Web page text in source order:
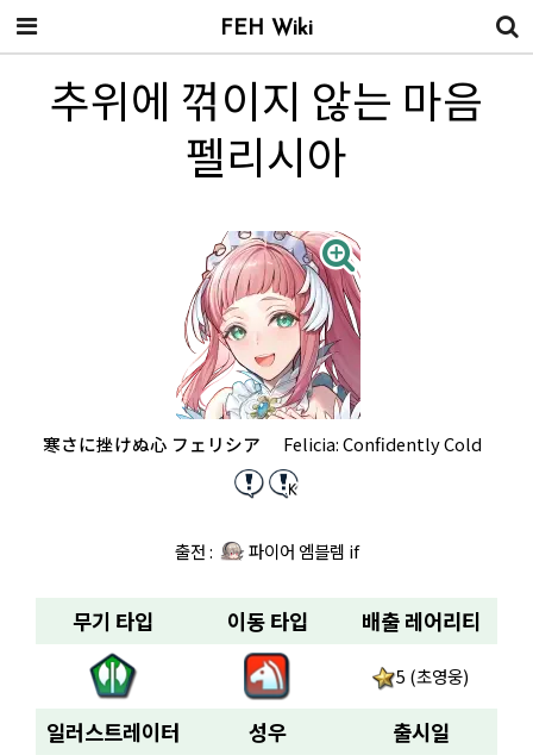
추위에 꺾이지 않는 마음
펠리시아
寒さに挫けぬ心 フェリシア Felicia: Confidently Cold
출전 : 파이어 엠블렘 if
무기 타입 이동 타입 배출 레어리티
5 (초영웅)
일러스트레이터 성우 출시일
FEH Wiki